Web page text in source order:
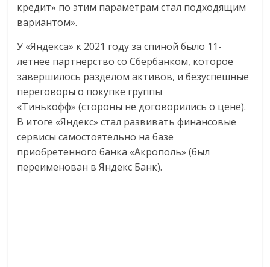
кредит» по этим параметрам стал подходящим
вариантом».
У «Яндекса» к 2021 году за спиной было 11-
летнее парт­нерство со Сбербанком, которое
завершилось разделом активов, и безуспешные
переговоры о покупке группы
«Тинькофф» (стороны не договорились о цене).
В итоге «Яндекс» стал развивать финансовые
сервисы самостоятельно на базе
приобретенного банка «Акрополь» (был
переименован в Яндекс Банк).